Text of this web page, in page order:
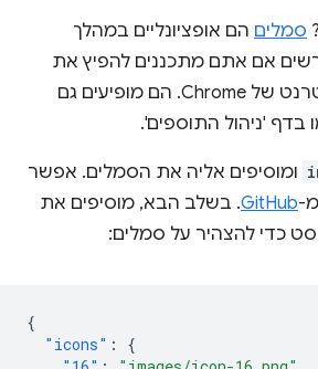
סמלים הם אופציונליים במהלך
אם אתם מתכננים להפיץ את
התוסף בחנות האינטרנט של Chrome. הם מופיעים גם
בדף 'ניהול התוספים'.
ומוסיפים אליה את הסמלים. אפשר
GitHub. בשלב הבא, מוסיפים את
כדי להצהיר על סמלים:
{
"icons" :
{